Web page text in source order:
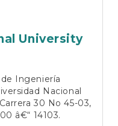
University
Ingeniería
Nacional
30 No 45-03,
â€“ 14103.